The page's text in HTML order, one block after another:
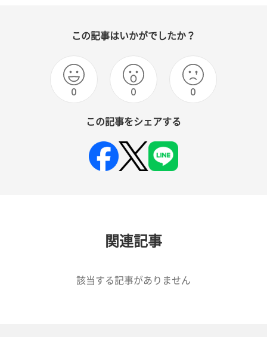
この記事はいかがでしたか？
0 0 0
この記事をシェアする
関連記事
該当する記事がありません